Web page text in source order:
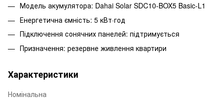
Модель акумулятора: Dahai Solar SDC10-BOX5 Basic-L1
Енергетична ємність: 5 кВт·год
Підключення сонячних панелей: підтримується
Призначення: резервне живлення квартири
Характеристики
Номінальна